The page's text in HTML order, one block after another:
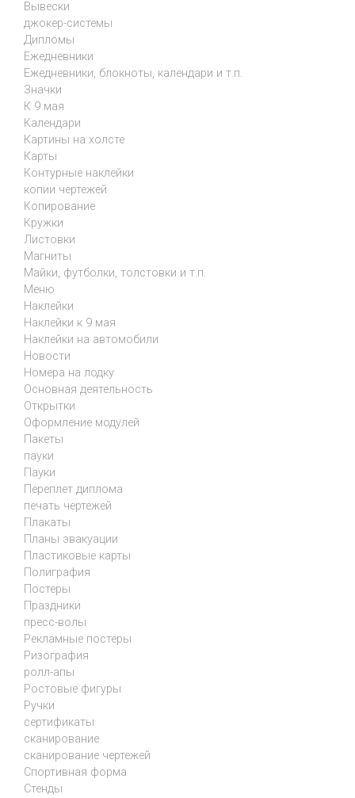
Вывески
джокер-системы
Дипломы
Ежедневники
Ежедневники, блокноты, календари и т.п.
Значки
К 9 мая
Календари
Картины на холсте
Карты
Контурные наклейки
копии чертежей
Копирование
Кружки
Листовки
Магниты
Майки, футболки, толстовки и т.п.
Меню
Наклейки
Наклейки к 9 мая
Наклейки на автомобили
Новости
Номера на лодку
Основная деятельность
Открытки
Оформление модулей
Пакеты
пауки
Пауки
Переплет диплома
печать чертежей
Плакаты
Планы эвакуации
Пластиковые карты
Полиграфия
Постеры
Праздники
пресс-волы
Рекламные постеры
Ризография
ролл-апы
Ростовые фигуры
Ручки
сертификаты
сканирование
сканирование чертежей
Спортивная форма
Стенды